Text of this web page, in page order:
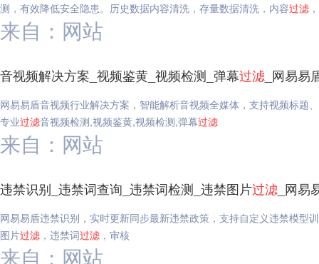
测，有效降低安全隐患。历史数据内容清洗，存量数据清洗，内容过滤
来自：网站
音视频解决方案_视频鉴黄_视频检测_弹幕过滤 _网易易
网易易盾音视频行业解决方案，智能解析音视频全媒体，支持视频标题
专业过滤音视频检测,视频鉴黄,视频检测,弹幕过滤
来自：网站
违禁识别_违禁词查询_违禁词检测_违禁图片过滤 _网易
网易易盾违禁识别，实时更新同步最新违禁政策，支持自定义违禁模型
图片过滤 ，违禁词过滤 ，审核
来自：网站